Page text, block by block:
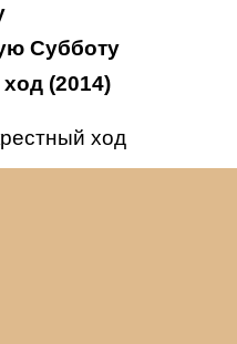
Субботу
(2014)
ход